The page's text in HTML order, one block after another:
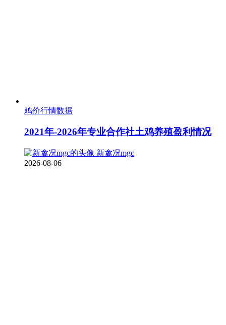
鸡价行情数据
2021年-2026年专业合作社土鸡养殖盈利情况
新禽况mgc
2026-08-06